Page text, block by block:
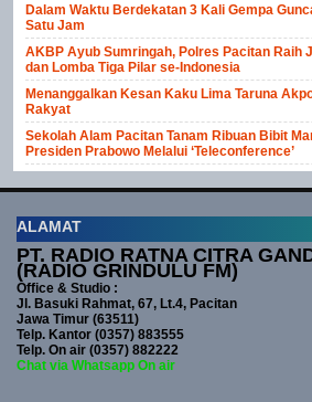
Dalam Waktu Berdekatan 3 Kali Gempa
Satu Jam
AKBP Ayub Sumringah, Polres Pacitan Raih
dan Lomba Tiga Pilar se-Indonesia
Menanggalkan Kesan Kaku Lima Taruna
Rakyat
Sekolah Alam Pacitan Tanam Ribuan Bibit
Presiden Prabowo Melalui ‘Teleconference’
ALAMAT
PT. RADIO RATNA CITRA
(RADIO GRINDULU FM)
Office & Studio :
Jl. Basuki Rahmat, 67, Lt.4, Pacitan
Jawa Timur (63511)
Telp. Kantor (0357) 883555
Telp. On air (0357) 882222
Chat via Whatsapp On air